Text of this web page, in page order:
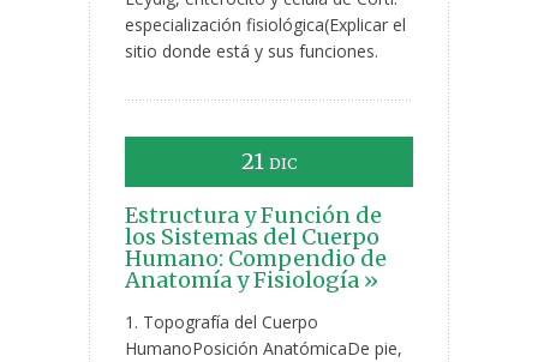
especialización fisiológica(Explicar el
sitio donde está y sus funciones.
21 DIC
Estructura y Función de
los Sistemas del Cuerpo
Humano: Compendio de
Anatomía y Fisiología »
1. Topografía del Cuerpo
HumanoPosición AnatómicaDe pie,